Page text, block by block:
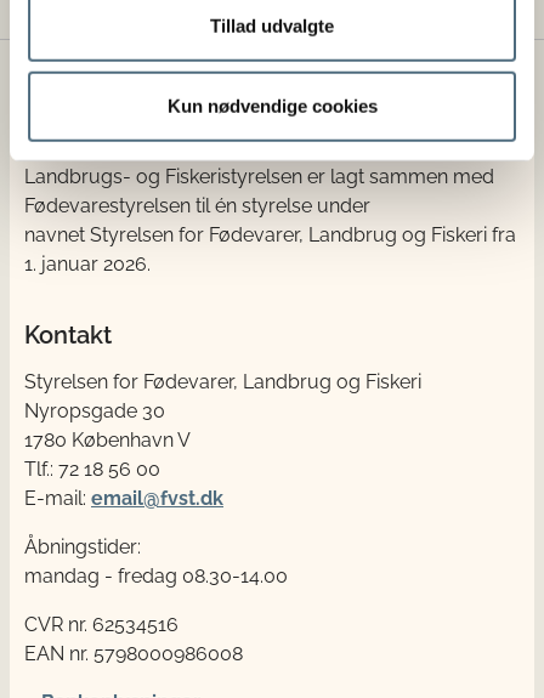
Tillad udvalgte
Kun nødvendige cookies
Styrelsen for Fødevarer, Landbrug og
Fiskeri
Landbrugs- og Fiskeristyrelsen er lagt sammen med
Fødevarestyrelsen til én styrelse under
navnet Styrelsen for Fødevarer, Landbrug og Fiskeri fra
1. januar 2026.
Kontakt
Styrelsen for Fødevarer, Landbrug og Fiskeri
Nyropsgade 30
1780 København V
Tlf.: 72 18 56 00
E-mail: email@fvst.dk
Åbningstider:
mandag - fredag 08.30-14.00
CVR nr. 62534516
EAN nr. 5798000986008